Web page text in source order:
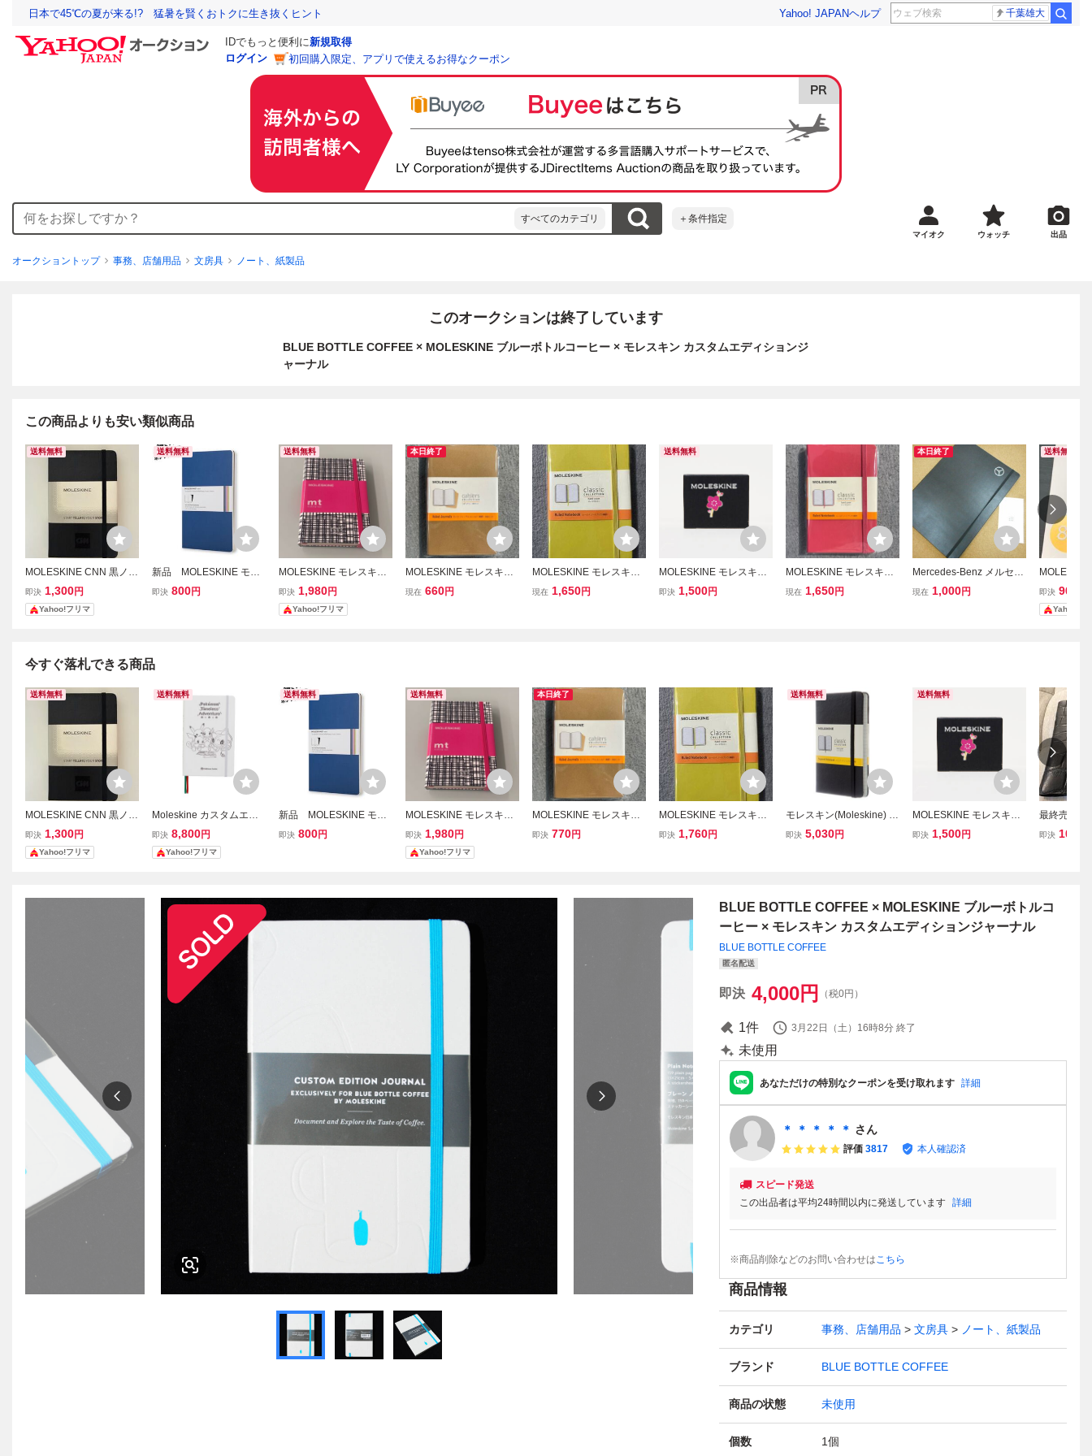
日本で45℃の夏が来る!? 猛暑を賢くおトクに生き抜くヒント Yahoo! JAPANヘルプ 千葉雄大
IDでもっと便利に新規取得
ログイン
初回購入限定、アプリで使えるお得なクーポン
すべてのカテゴリ ＋条件指定
マイオク ウォッチ 出品
オークショントップ 事務、店舗用品 文房具 ノート、紙製品
このオークションは終了しています
BLUE BOTTLE COFFEE × MOLESKINE ブルーボトルコーヒー × モレスキン カスタムエディションジ
ャーナル
この商品よりも安い類似商品
送料無料
MOLESKINE CNN 黒ノー
ト モレスキン ブラック
即決 1,300円
Yahoo!フリマ
送料無料
新品 MOLESKINE モレ
スキン プレーン ノー
即決 800円
送料無料
MOLESKINE モレスキン
mt マスキングテープ コラ
ボ ノート
即決 1,980円
Yahoo!フリマ
本日終了
MOLESKINE モレスキン
カイエ ジャーナル ル
現在 660円
MOLESKINE モレスキン
ルールド ノートブック
現在 1,650円
送料無料
MOLESKINE モレスキン
さくらコレクション 2026
即決 1,500円
MOLESKINE モレスキン
ルールド ノートブック
現在 1,650円
本日終了
Mercedes-Benz メルセデ
スベンツ★Moleskine モ
現在 1,000円
送料無料
ン ノート
即決 900
Yahoo!フ
今すぐ落札できる商品
送料無料
MOLESKINE CNN 黒ノー
ト モレスキン ブラック
即決 1,300円
Yahoo!フリマ
送料無料
Moleskine カスタムエデ
ィション Pokmon Timele
ss Adventure オリジナル
ノートブック モレスキ
即決 8,800円
Yahoo!フリマ
送料無料
新品 MOLESKINE モレ
スキン プレーン ノー
即決 800円
送料無料
MOLESKINE モレスキン
mt マスキングテープ コラ
ボ ノート
即決 1,980円
Yahoo!フリマ
本日終了
MOLESKINE モレスキン
カイエ ジャーナル ル
即決 770円
MOLESKINE モレスキン
ルールド ノートブック
即決 1,760円
送料無料
モレスキン(Moleskine) ノ
ート クラシック ノートブ
即決 5,030円
送料無料
MOLESKINE モレスキン
さくらコレクション 2026
即決 1,500円
最終売却
モレスキン
即決
BLUE BOTTLE COFFEE × MOLESKINE ブルーボトルコ
ーヒー × モレスキン カスタムエディションジャーナル
BLUE BOTTLE COFFEE
匿名配送
即決 4,000円 （税0円）
1件 3月22日（土）16時8分 終了
未使用
あなただけの特別なクーポンを受け取れます 詳細
＊ ＊ ＊ ＊ ＊ さん
評価 3817 本人確認済
スピード発送
この出品者は平均24時間以内に発送しています 詳細
※商品削除などのお問い合わせはこちら
商品情報
カテゴリ 事務、店舗用品 文房具 ノート、紙製品
ブランド BLUE BOTTLE COFFEE
商品の状態 未使用
個数 1個